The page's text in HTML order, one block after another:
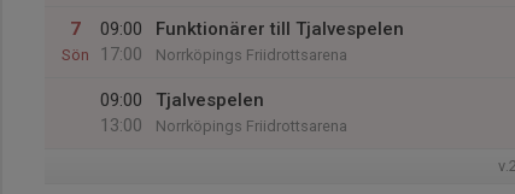
7
Sön
09:00
17:00
Funktionärer till Tjalvespelen
Norrköpings Friidrottsarena
09:00
13:00
Tjalvespelen
Norrköpings Friidrottsarena